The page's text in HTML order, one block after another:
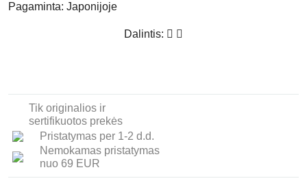
Pagaminta: Japonijoje
Dalintis:
Tik originalios ir
sertifikuotos prekės
Pristatymas per 1-2 d.d.
Nemokamas pristatymas
nuo 69 EUR